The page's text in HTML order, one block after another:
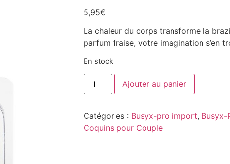
5,95€
La chaleur du corps transforme la
parfum fraise, votre imagination s’en
En stock
Ajouter au panier
Catégories : Busyx-pro import, Busyx-
Coquins pour Couple